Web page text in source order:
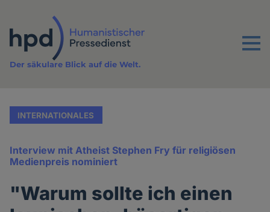
Inhalt
Menu
Der säkulare Blick auf die Welt.
INTERNATIONALES
Interview mit Atheist Stephen Fry für religiösen
Medienpreis nominiert
"Warum sollte ich einen